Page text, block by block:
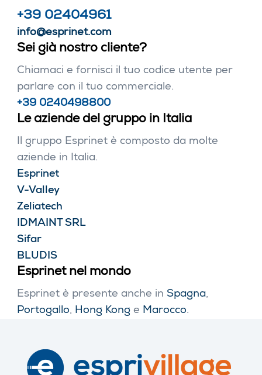
+39 02404961
info@esprinet.com
Sei già nostro cliente?
Chiamaci e fornisci il tuo codice utente per
parlare con il tuo commerciale.
+39 0240498800
Le aziende del gruppo in Italia
Il gruppo Esprinet è composto da molte
aziende in Italia.
Esprinet
V-Valley
Zeliatech
IDMAINT SRL
Sifar
BLUDIS
Esprinet nel mondo
Esprinet è presente anche in Spagna,
Portogallo, Hong Kong e Marocco.